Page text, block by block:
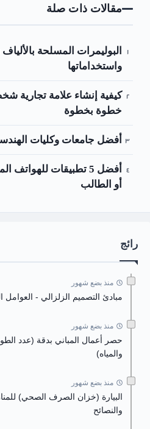
مقالات ذات صلة
واستخداماتها
كيفية إنشاء علامة تجارية
خطوة بخطوة
أفضل جامعات وكليات
أفضل 5 تطبيقات
أو الطالب
رائج
منذ بضع شهور
مبادئ التصميم الزلزالي - العوامل
منذ بضع شهور
حصر أعمال المباني بدقة (عدد
والمياه)
منذ بضع شهور
البيارة (خزان الصرف الصحي)
والنصائح